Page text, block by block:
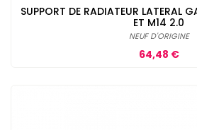
SUPPORT DE RADIATEUR LATERAL
ET M14 2.0
NEUF D'ORIGINE
Prix
64,48 €